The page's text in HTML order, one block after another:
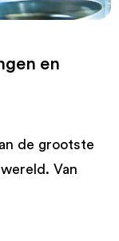
en
de grootste
Van